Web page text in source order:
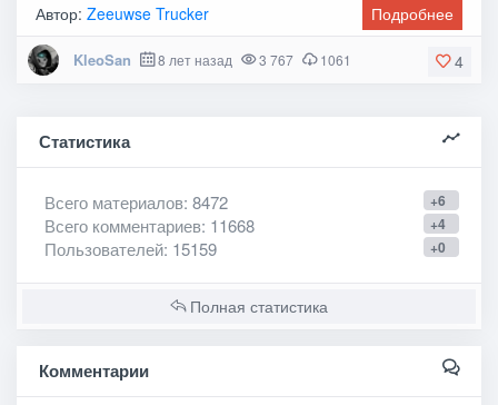
Автор:Zeeuwse Trucker Подробнее
4
KleoSan 8 лет назад 3 767 1061
Статистика
+6
Всего материалов: 8472
+4
Всего комментариев: 11668
+0
Пользователей: 15159
Полная статистика
Комментарии